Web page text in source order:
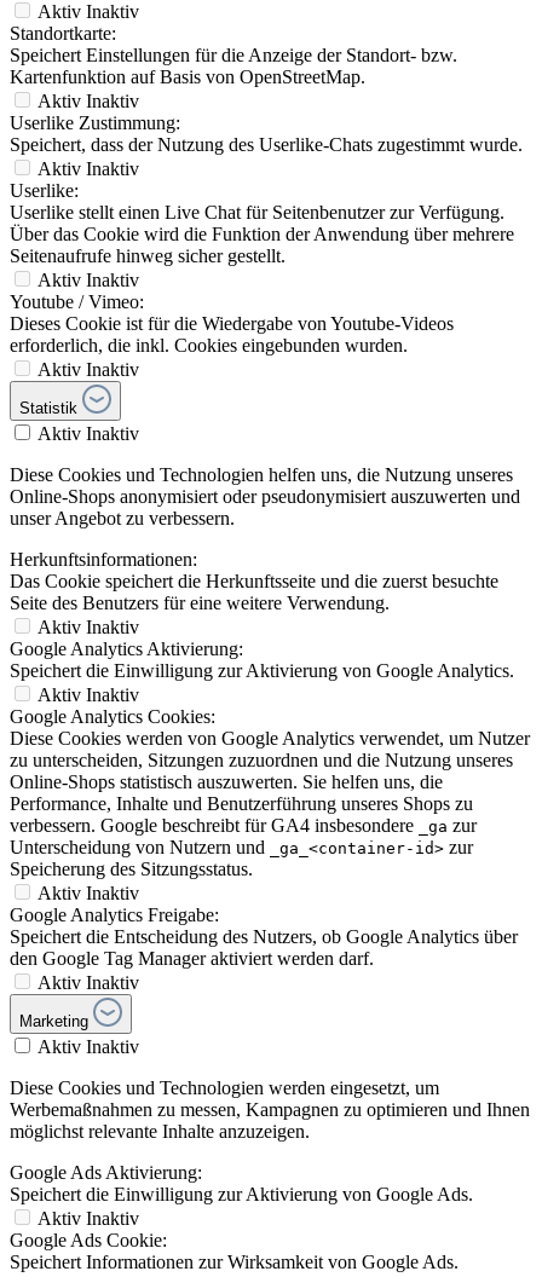
Aktiv Inaktiv
Standortkarte:
Speichert Einstellungen für die Anzeige der Standort- bzw.
Kartenfunktion auf Basis von OpenStreetMap.
Aktiv Inaktiv
Userlike Zustimmung:
Speichert, dass der Nutzung des Userlike-Chats zugestimmt wurde.
Aktiv Inaktiv
Userlike:
Userlike stellt einen Live Chat für Seitenbenutzer zur Verfügung.
Über das Cookie wird die Funktion der Anwendung über mehrere
Seitenaufrufe hinweg sicher gestellt.
Aktiv Inaktiv
Youtube / Vimeo:
Dieses Cookie ist für die Wiedergabe von Youtube-Videos
erforderlich, die inkl. Cookies eingebunden wurden.
Aktiv Inaktiv
Statistik
Aktiv Inaktiv
Diese Cookies und Technologien helfen uns, die Nutzung unseres
Online-Shops anonymisiert oder pseudonymisiert auszuwerten und
unser Angebot zu verbessern.
Herkunftsinformationen:
Das Cookie speichert die Herkunftsseite und die zuerst besuchte
Seite des Benutzers für eine weitere Verwendung.
Aktiv Inaktiv
Google Analytics Aktivierung:
Speichert die Einwilligung zur Aktivierung von Google Analytics.
Aktiv Inaktiv
Google Analytics Cookies:
Diese Cookies werden von Google Analytics verwendet, um Nutzer
zu unterscheiden, Sitzungen zuzuordnen und die Nutzung unseres
Online-Shops statistisch auszuwerten. Sie helfen uns, die
Performance, Inhalte und Benutzerführung unseres Shops zu
verbessern. Google beschreibt für GA4 insbesondere
_ga zur
Unterscheidung von Nutzern und
_ga_<container-id> zur
Speicherung des Sitzungsstatus.
Aktiv Inaktiv
Google Analytics Freigabe:
Speichert die Entscheidung des Nutzers, ob Google Analytics über
den Google Tag Manager aktiviert werden darf.
Aktiv Inaktiv
Marketing
Aktiv Inaktiv
Diese Cookies und Technologien werden eingesetzt, um
Werbemaßnahmen zu messen, Kampagnen zu optimieren und Ihnen
möglichst relevante Inhalte anzuzeigen.
Google Ads Aktivierung:
Speichert die Einwilligung zur Aktivierung von Google Ads.
Aktiv Inaktiv
Google Ads Cookie:
Speichert Informationen zur Wirksamkeit von Google Ads.